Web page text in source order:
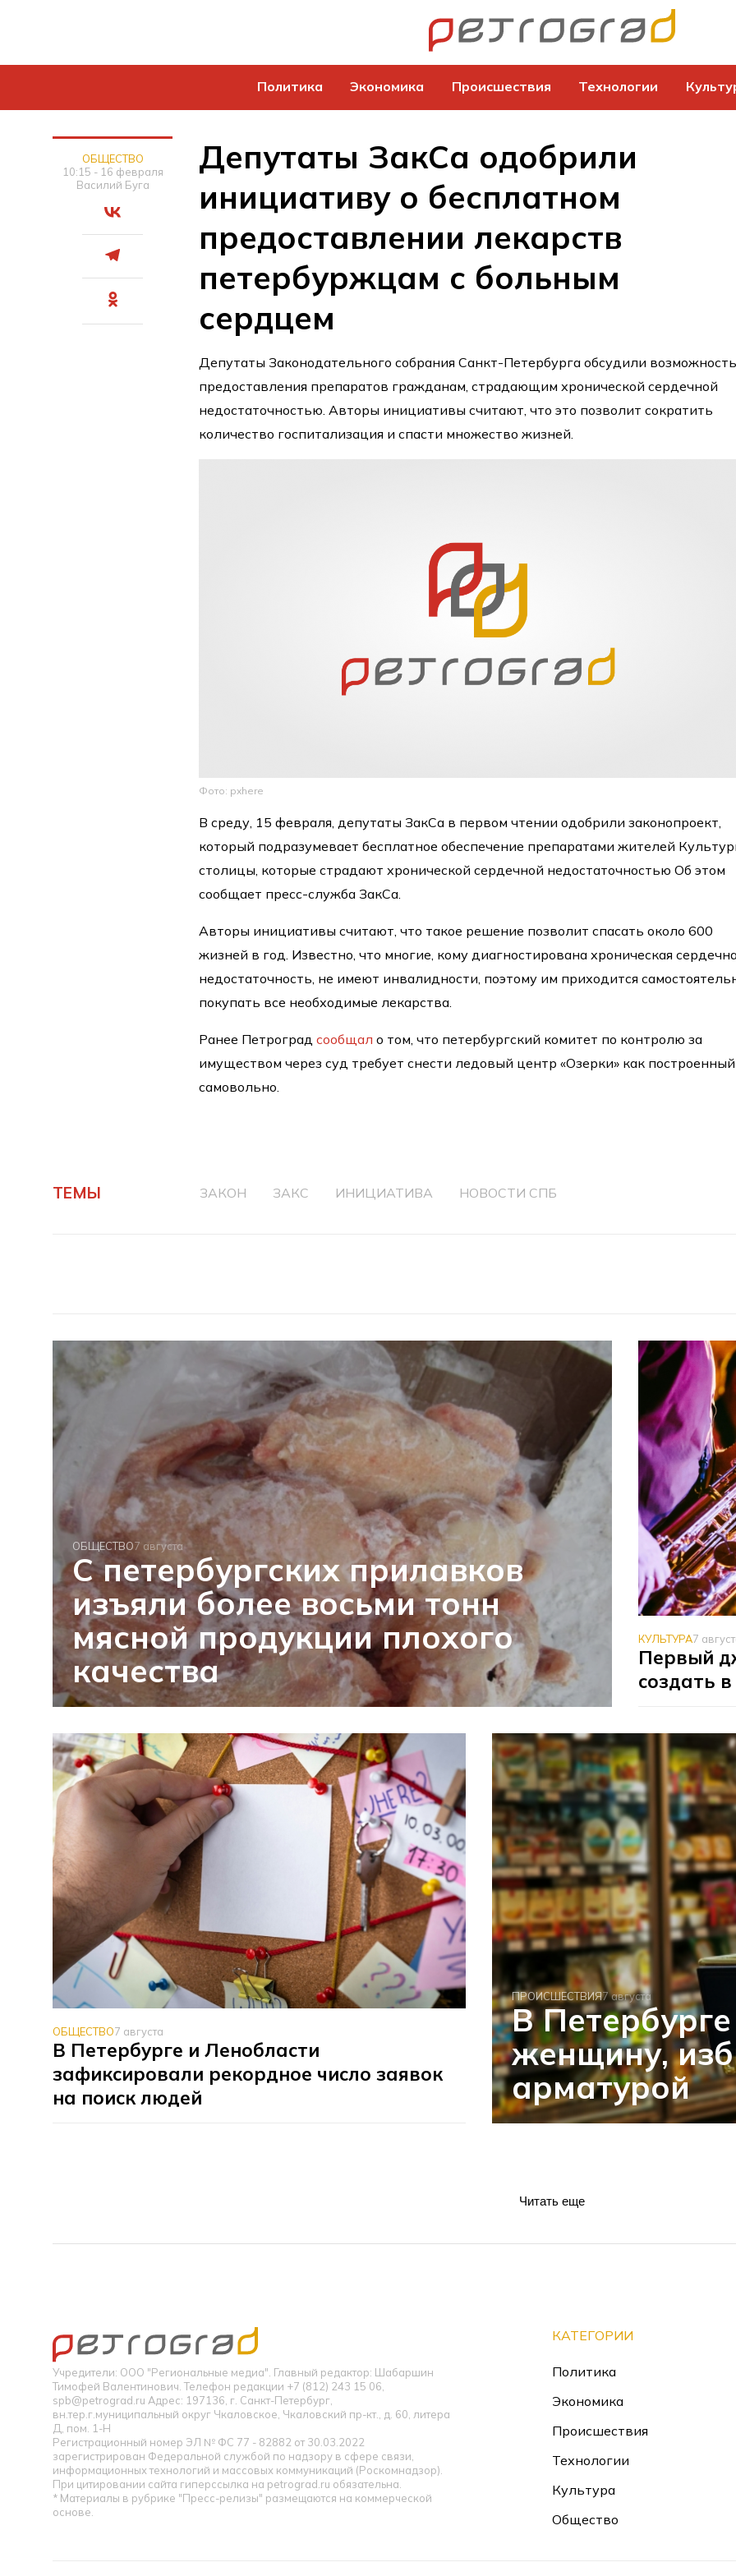
Политика Экономика Происшествия Технологии
ОБЩЕСТВО
10:15 - 16 февраля
Василий Буга
Депутаты ЗакСа одобрили
инициативу о бесплатном
предоставлении лекарств
петербуржцам с больным
сердцем
Депутаты Законодательного собрания Санкт-Петербурга обсудили возможность
предоставления препаратов гражданам, страдающим хронической сердечной
недостаточностью. Авторы инициативы считают, что это позволит сократить
количество госпитализация и спасти множество жизней.
Фото: pxhere
В среду, 15 февраля, депутаты ЗакСа в первом чтении одобрили законопроект,
который подразумевает бесплатное обеспечение препаратами жителей
столицы, которые страдают хронической сердечной недостаточностью Об этом
сообщает пресс-служба ЗакСа.
Авторы инициативы считают, что такое решение позволит спасать около 600
жизней в год. Известно, что многие, кому диагностирована хроническая
недостаточность, не имеют инвалидности, поэтому им приходится
покупать все необходимые лекарства.
Ранее Петроградсообщал о том, что петербургский комитет по контролю за
имуществом через суд требует снести ледовый центр «Озерки» как построенный
самовольно.
ТЕМЫ ЗАКОН ЗАКС ИНИЦИАТИВА НОВОСТИ СПБ
ОБЩЕСТВО7 августа
С петербургских прилавков
изъяли более восьми тонн
мясной продукции плохого
качества
КУЛЬТУРА7
Первый
создать
ОБЩЕСТВО7 августа
В Петербурге и Ленобласти
зафиксировали рекордное число заявок
на поиск людей
ПРОИСШЕСТВИЯ7 августа
В
женщину,
арматурой
Читать еще
Учредители: ООО "Региональные медиа". Главный редактор: Шабаршин
Тимофей Валентинович. Телефон редакции +7 (812) 243 15 06,
spb@petrograd.ru Адрес: 197136, г. Санкт-Петербург,
вн.тер.г.муниципальный округ Чкаловское, Чкаловский пр-кт., д. 60, литера
Д, пом. 1-Н
Регистрационный номер ЭЛ № ФС 77 - 82882 от 30.03.2022
зарегистрирован Федеральной службой по надзору в сфере связи,
информационных технологий и массовых коммуникаций (Роскомнадзор).
При цитировании сайта гиперссылка на petrograd.ru обязательна.
* Материалы в рубрике "Пресс-релизы" размещаются на коммерческой
основе.
КАТЕГОРИИ
Политика
Экономика
Происшествия
Технологии
Культура
Общество